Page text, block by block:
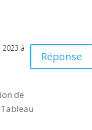
à
de
Réponse